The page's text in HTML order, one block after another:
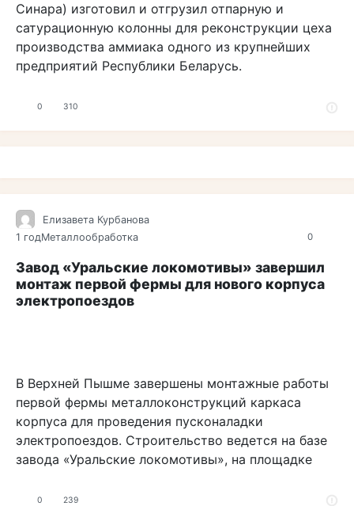
Синара) изготовил и отгрузил отпарную и
сатурационную колонны для реконструкции цеха
производства аммиака одного из крупнейших
предприятий Республики Беларусь.
0 310
0
Елизавета Курбанова
1 годМеталлообработка
Завод «Уральские локомотивы» завершил
монтаж первой фермы для нового корпуса
электропоездов
В Верхней Пышме завершены монтажные работы
первой фермы металлоконструкций каркаса
корпуса для проведения пусконаладки
электропоездов. Строительство ведется на базе
завода «Уральские локомотивы», на площадке
0 239